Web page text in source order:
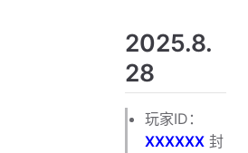
2025.8.
28
玩家ID：
XXXXXX 封